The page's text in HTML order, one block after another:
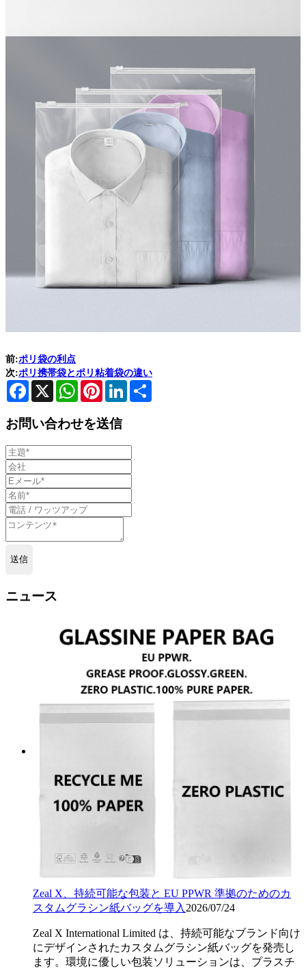
前:ポリ袋の利点
次:ポリ携帯袋とポリ粘着袋の違い
Facebook
X WhatsAppPinterestLinkedIn
お問い合わせを送信
送信
ニュース
Zeal X、持続可能な包装と EU PPWR 準拠のためのカ
スタムグラシン紙バッグを導入 2026/07/24
Zeal X International Limited は、持続可能なブランド向け
にデザインされたカスタムグラシン紙バッグを発売し
ます。環境に優しい包装ソリューションは、プラスチ